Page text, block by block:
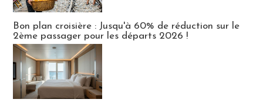
Bon plan croisière : Jusqu'à 60% de réduction sur le
2ème passager pour les départs 2026 !